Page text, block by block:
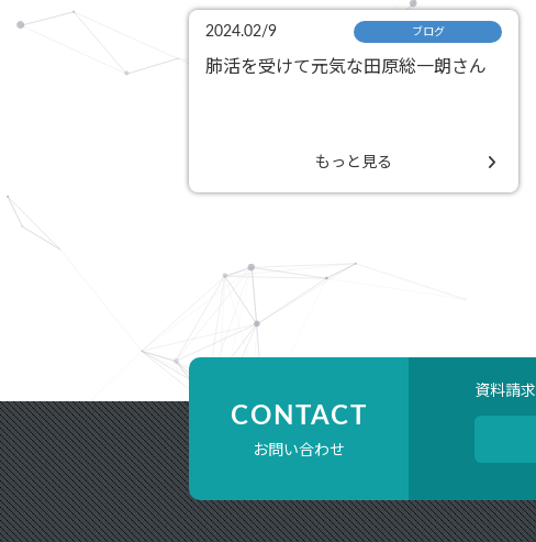
2024.02/9 ブログ
肺活を受けて元気な田原総一朗さん
もっと見る
CONTACT
お問い合わせ
資料請求